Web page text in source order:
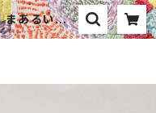
あるい広
ート